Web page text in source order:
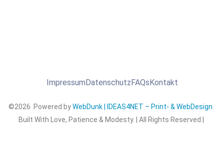
ImpressumDatenschutzFAQsKontakt
©2026 Powered byWebDunk | IDEAS4NET – Print- & WebDesign
Built With Love, Patience & Modesty. | All Rights Reserved |